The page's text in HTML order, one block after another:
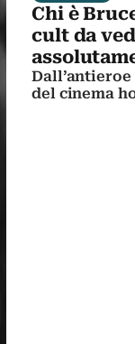
Chi è
cult da
del cinema